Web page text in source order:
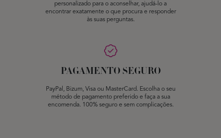
personalizado para o aconselhar, ajudá-lo a
encontrar exatamente o que procura e responder
às suas perguntas.
PAGAMENTO SEGURO
PayPal, Bizum, Visa ou MasterCard. Escolha o seu
método de pagamento preferido e faça a sua
encomenda. 100% seguro e sem complicações.